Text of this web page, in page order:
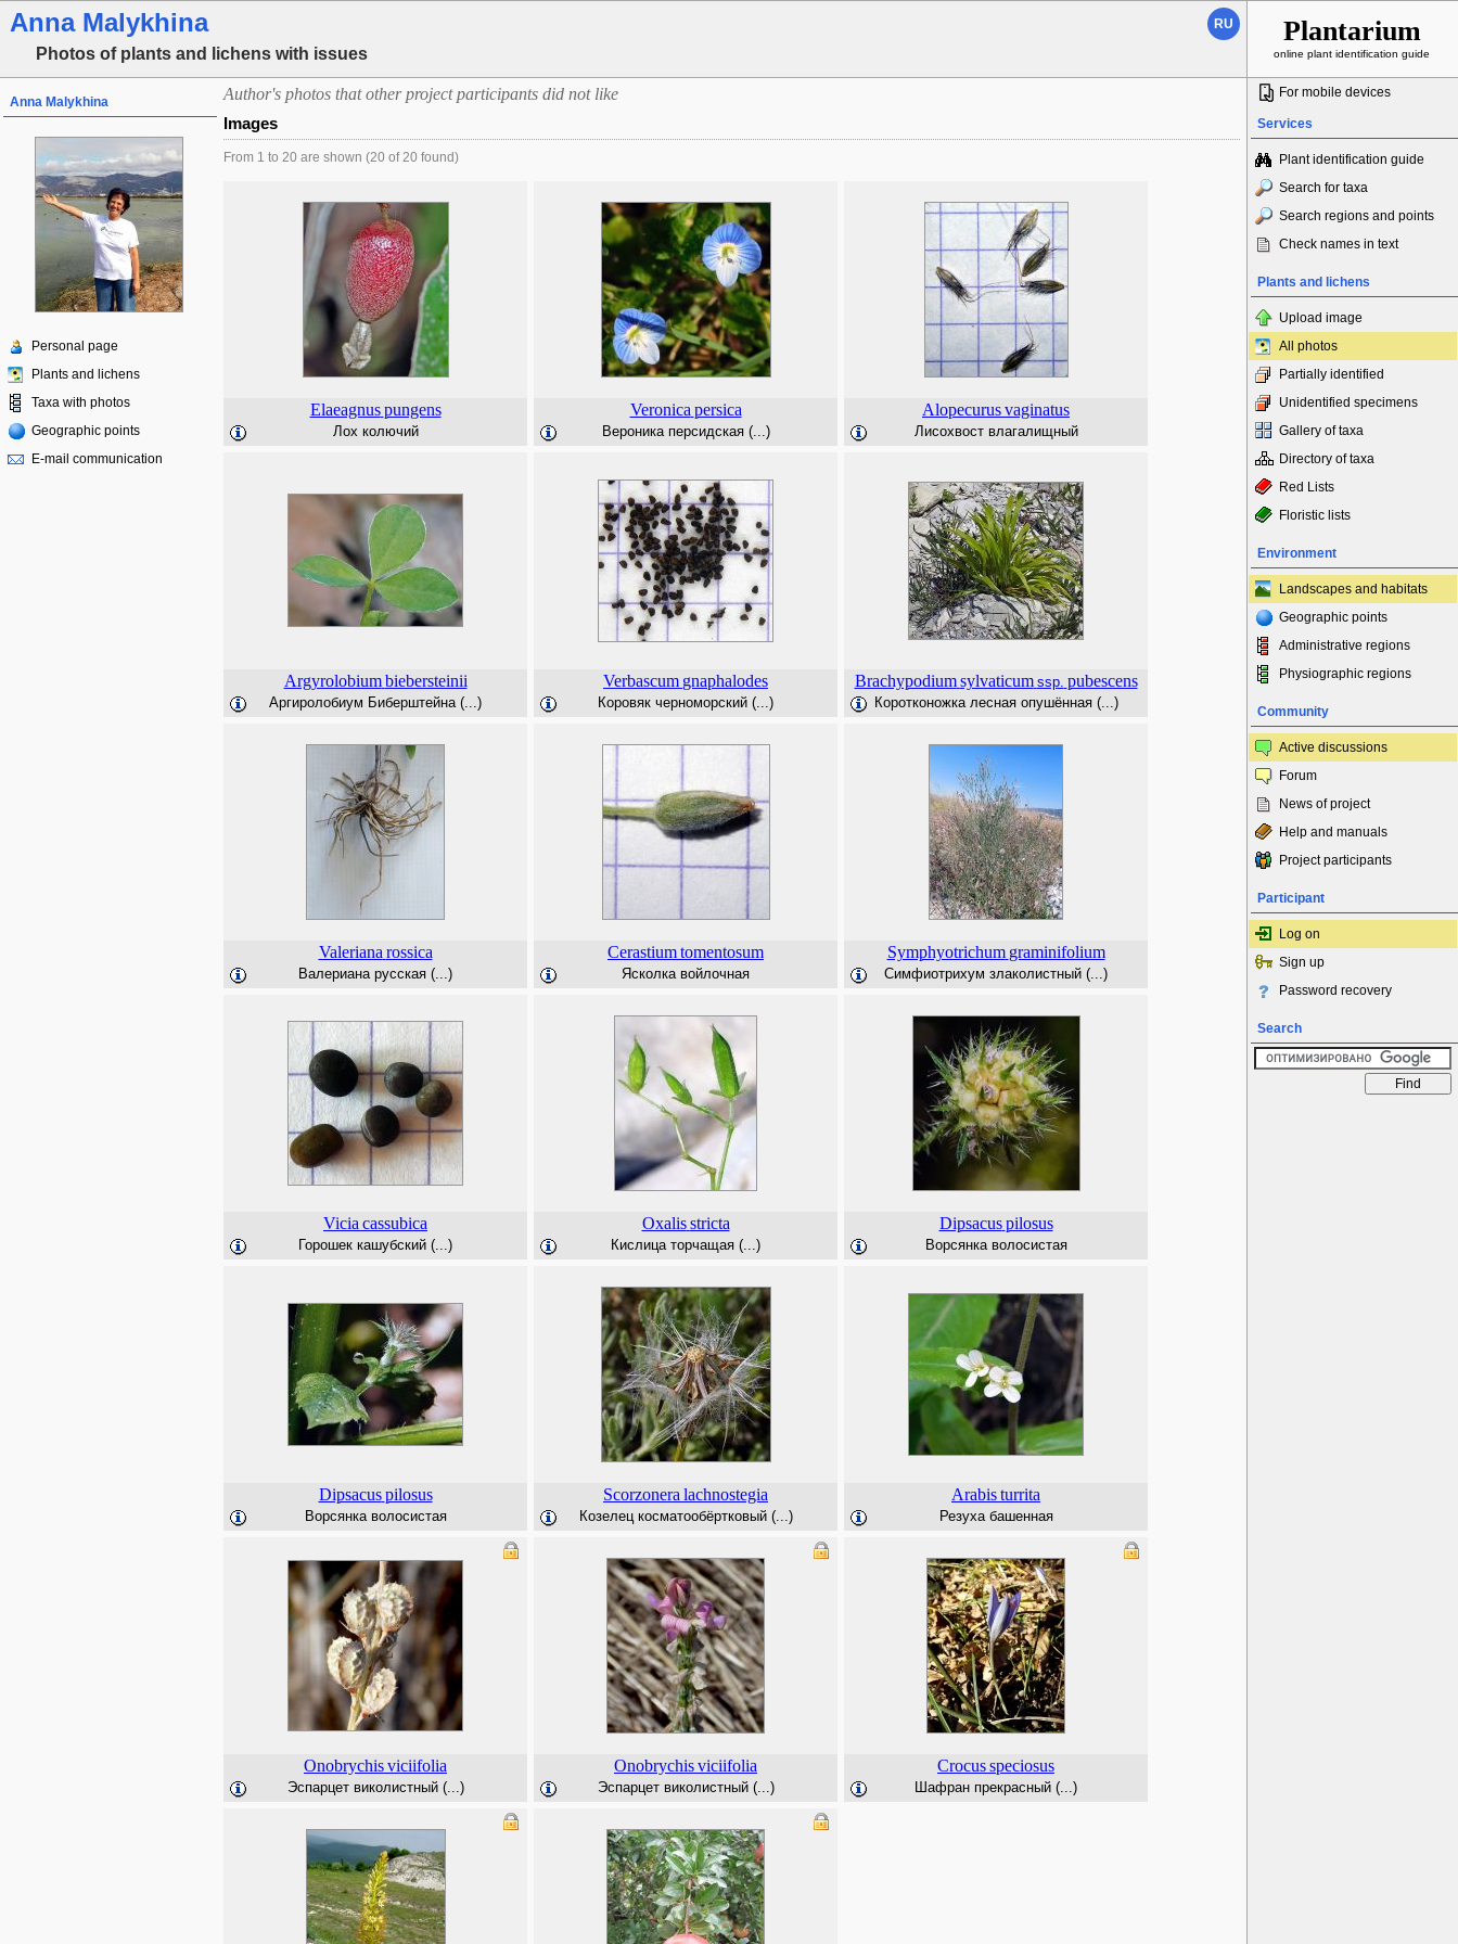
Anna Malykhina
Photos of plants and lichens with issues
RU Plantarium
online plant identification guide
Anna Malykhina
Personal page
Plants and lichens
Taxa with photos
Geographic points
E-mail communication
Author's photos that other project participants did not like
Images
From 1 to 20 are shown (20 of 20 found)
Elaeagnus pungens
Лох колючий
Veronica persica
Вероника персидская (...)
Alopecurusvaginatus
Лисохвост влагалищный
Argyrolobium biebersteinii
Аргиролобиум Биберштейна (...)
Verbascum gnaphalodes
Коровяк черноморский (...)
Brachypodium sylvaticum ssp. pubescens
Коротконожка лесная опушённая (...)
Valeriana rossica
Валериана русская (...)
Cerastiumtomentosum
Ясколка войлочная
Symphyotrichum graminifolium
Симфиотрихум злаколистный (...)
Vicia cassubica
Горошек кашубский (...)
Oxalis stricta
Кислица торчащая (...)
Dipsacus pilosus
Ворсянка волосистая
Dipsacus pilosus
Ворсянка волосистая
Scorzonera lachnostegia
Козелец косматообёртковый (...)
Arabisturrita
Резуха башенная
Onobrychisviciifolia
Эспарцет виколистный (...)
Onobrychisviciifolia
Эспарцет виколистный (...)
Crocusspeciosus
Шафран прекрасный (...)
For mobile devices
Services
Plant identification guide
Search for taxa
Search regions and points
Check names in text
Plants and lichens
Upload image
All photos
Partially identified
Unidentified specimens
Gallery of taxa
Directory of taxa
Red Lists
Floristic lists
Environment
Landscapes and habitats
Geographic points
Administrative regions
Physiographic regions
Community
Active discussions
Forum
News of project
Help and manuals
Project participants
Participant
Log on
Sign up
Password recovery
Search